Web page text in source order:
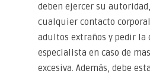
deben ejercer su
cualquier contacto
adultos extraños y pedir la
especialista en caso de
excesiva. Además, debe